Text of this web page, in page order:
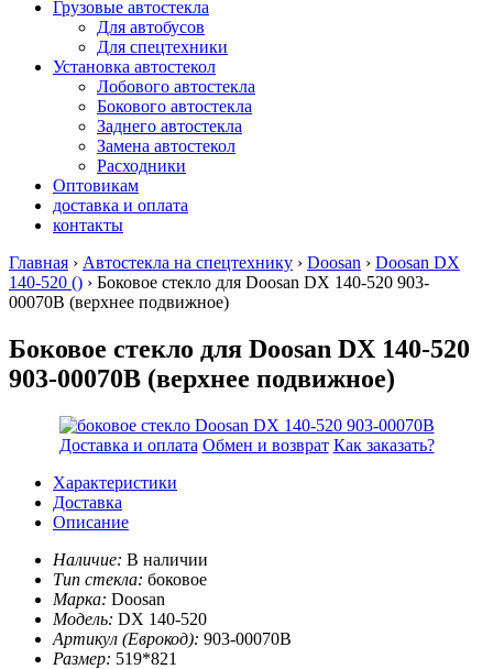
Грузовые автостекла
Для автобусов
Для спецтехники
Установка автостекол
Лобового автостекла
Бокового автостекла
Заднего автостекла
Замена автостекол
Расходники
Оптовикам
доставка и оплата
контакты
Главная › Автостекла на спецтехнику › Doosan › Doosan DX
140-520 () › Боковое стекло для Doosan DX 140-520 903-
00070B (верхнее подвижное)
Боковое стекло для Doosan DX 140-520
903-00070B (верхнее подвижное)
Доставка и оплата Обмен и возврат Как заказать?
Характеристики
Доставка
Описание
Наличие: В наличии
Тип стекла: боковое
Марка: Doosan
Модель: DX 140-520
Артикул (Еврокод): 903-00070B
Размер: 519*821